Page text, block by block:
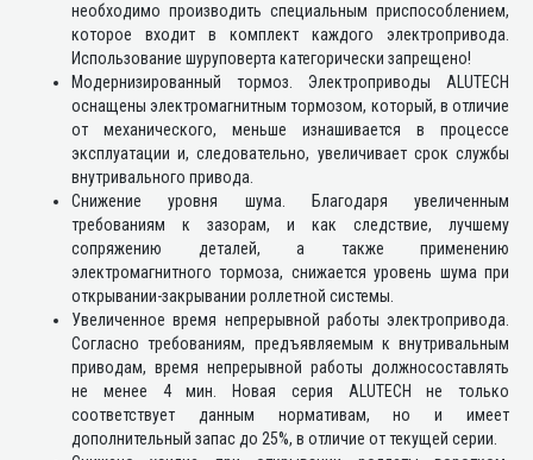
необходимо производить специальным приспособлением,
которое входит в комплект каждого электропривода.
Использование шуруповерта категорически запрещено!
Модернизированный тормоз. Электроприводы ALUTECH
оснащены электромагнитным тормозом, который, в отличие
от механического, меньше изнашивается в процессе
эксплуатации и, следовательно, увеличивает срок службы
внутривального привода.
Снижение уровня шума. Благодаря увеличенным
требованиям к зазорам, и как следствие, лучшему
сопряжению деталей, а также применению
электромагнитного тормоза, снижается уровень шума при
открывании-закрывании роллетной системы.
Увеличенное время непрерывной работы электропривода.
Согласно требованиям, предъявляемым к внутривальным
приводам, время непрерывной работы должносоставлять
не менее 4 мин. Новая серия ALUTECH не только
соответствует данным нормативам, но и имеет
дополнительный запас до 25%, в отличие от текущей серии.